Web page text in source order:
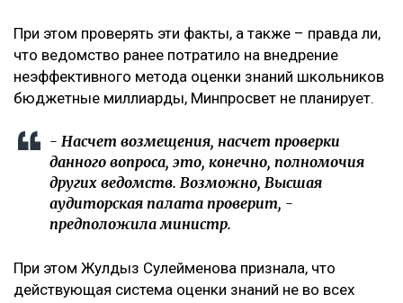
При этом проверять эти факты, а также – правда ли,
что ведомство ранее потратило на внедрение
неэффективного метода оценки знаний школьников
бюджетные миллиарды, Минпросвет не планирует.
- Насчет возмещения, насчет проверки
данного вопроса, это, конечно, полномочия
других ведомств. Возможно, Высшая
аудиторская палата проверит, -
предположила министр.
При этом Жулдыз Сулейменова признала, что
действующая система оценки знаний не во всех